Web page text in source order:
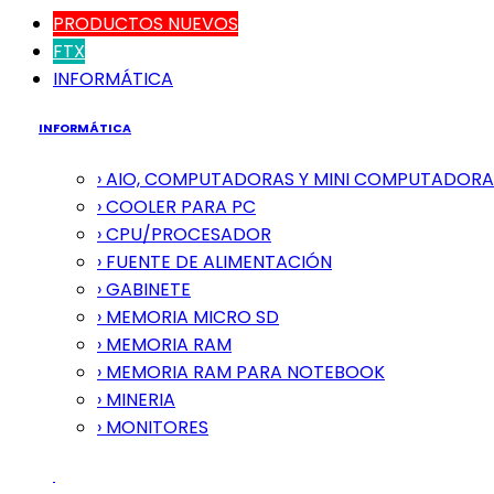
PRODUCTOS NUEVOS
FTX
INFORMÁTICA
INFORMÁTICA
› AIO, COMPUTADORAS Y MINI
› COOLER PARA PC
› CPU/PROCESADOR
› FUENTE DE ALIMENTACIÓN
› GABINETE
› MEMORIA MICRO SD
› MEMORIA RAM
› MEMORIA RAM PARA NOTEBOOK
› MINERIA
› MONITORES